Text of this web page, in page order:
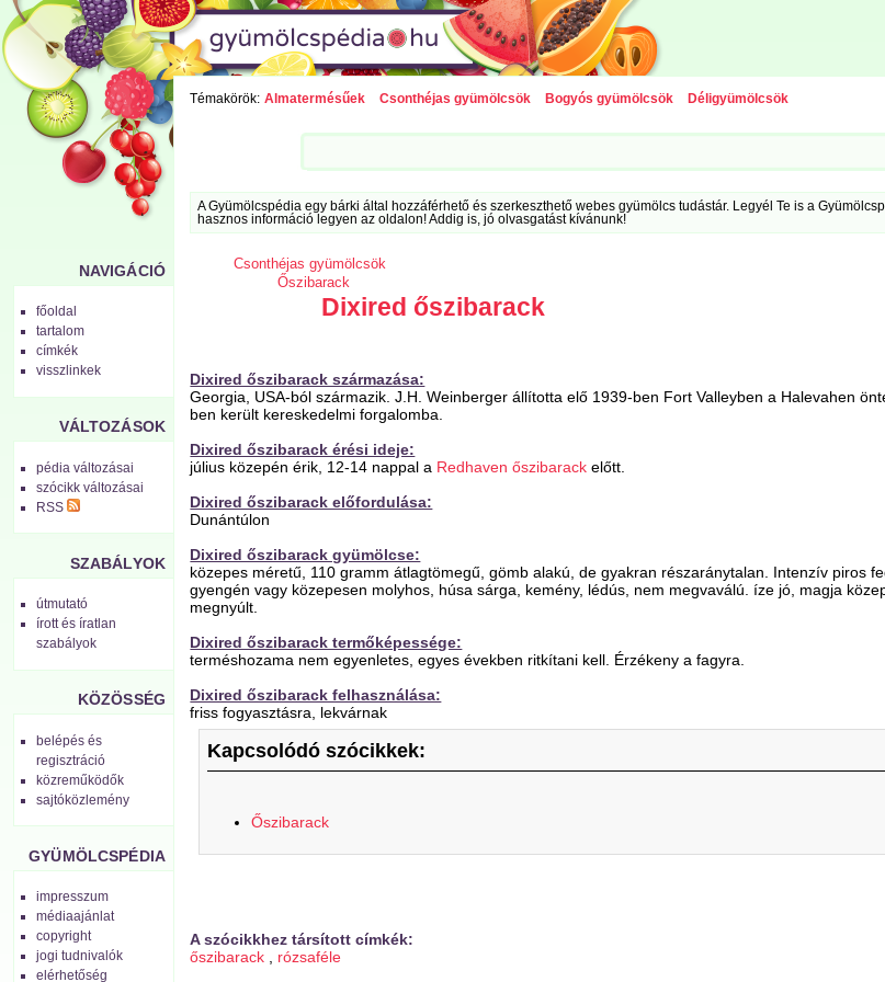
NAVIGÁCIÓ
főoldal
tartalom
címkék
visszlinkek
VÁLTOZÁSOK
pédia változásai
szócikk változásai
RSS
SZABÁLYOK
útmutató
írott és íratlan
szabályok
KÖZÖSSÉG
belépés és
regisztráció
közreműködők
sajtóközlemény
GYÜMÖLCSPÉDIA
impresszum
médiaajánlat
copyright
jogi tudnivalók
elérhetőség
Témakörök: Almatermésűek Csonthéjas gyümölcsök Bogyós gyümölcsök Déligyümölcsök
A Gyümölcspédia egy bárki által hozzáférhető és szerkeszthető webes gyümölcs tudástár. Legyél Te is a
hasznos információ legyen az oldalon! Addig is, jó olvasgatást kívánunk!
Csonthéjas gyümölcsök
Őszibarack
Dixired őszibarack
Dixired őszibarack származása:
Georgia, USA-ból származik. J.H. Weinberger állította elő 1939-ben Fort Valleyben a Halevahen
ben került kereskedelmi forgalomba.
Dixired őszibarack érési ideje:
július közepén érik, 12-14 nappal a Redhaven őszibarack előtt.
Dixired őszibarack előfordulása:
Dunántúlon
Dixired őszibarack gyümölcse:
közepes méretű, 110 gramm átlagtömegű, gömb alakú, de gyakran részaránytalan. Intenzív piros
gyengén vagy közepesen molyhos, húsa sárga, kemény, lédús, nem megvaválú. íze jó, magja
megnyúlt.
Dixired őszibarack termőképessége:
terméshozama nem egyenletes, egyes években ritkítani kell. Érzékeny a fagyra.
Dixired őszibarack felhasználása:
friss fogyasztásra, lekvárnak
Kapcsolódó szócikkek:
Őszibarack
A szócikkhez társított címkék:
őszibarack , rózsaféle